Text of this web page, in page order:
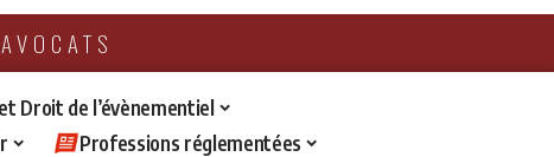
Droit de l’évènementiel
Professions réglementées